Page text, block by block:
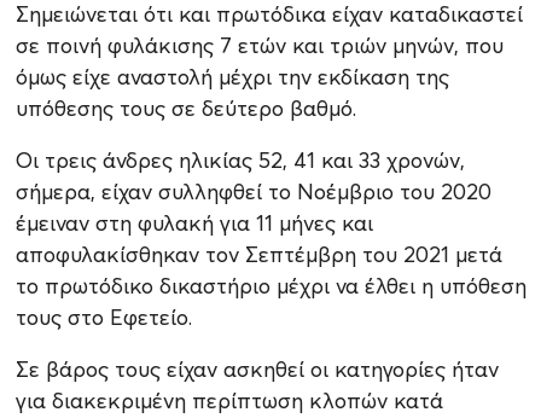
Σημειώνεται ότι και πρωτόδικα είχαν καταδικαστεί
σε ποινή φυλάκισης 7 ετών και τριών μηνών, που
όμως είχε αναστολή μέχρι την εκδίκαση της
υπόθεσης τους σε δεύτερο βαθμό.
Οι τρεις άνδρες ηλικίας 52, 41 και 33 χρονών,
σήμερα, είχαν συλληφθεί το Νοέμβριο του 2020
έμειναν στη φυλακή για 11 μήνες και
αποφυλακίσθηκαν τον Σεπτέμβρη του 2021 μετά
το πρωτόδικο δικαστήριο μέχρι να έλθει η υπόθεση
τους στο Εφετείο.
Σε βάρος τους είχαν ασκηθεί οι κατηγορίες ήταν
για διακεκριμένη περίπτωση κλοπών κατά